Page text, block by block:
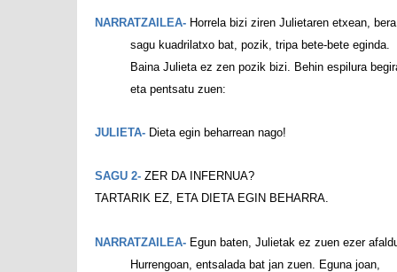
NARRATZAILEA- Horrela bizi ziren Julietaren etxean,
sagu kuadrilatxo bat, pozik, tripa bete-bete eginda.
Baina Julieta ez zen pozik bizi. Behin espilura
eta pentsatu zuen:
JULIETA- Dieta egin beharrean nago!
SAGU 2- ZER DA INFERNUA?
TARTARIK EZ, ETA DIETA EGIN BEHARRA.
NARRATZAILEA- Egun baten, Julietak ez zuen ezer
Hurrengoan, entsalada bat jan zuen. Eguna joan,